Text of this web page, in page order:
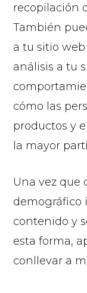
recopilación
También
a tu sitio
análisis a tu
cómo las
productos y
la mayor
Una vez que
demográfico
contenido y
esta forma,
conllevar a